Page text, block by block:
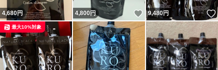
4,680円 4,800円 いいね！
9,480円
最大10%対象